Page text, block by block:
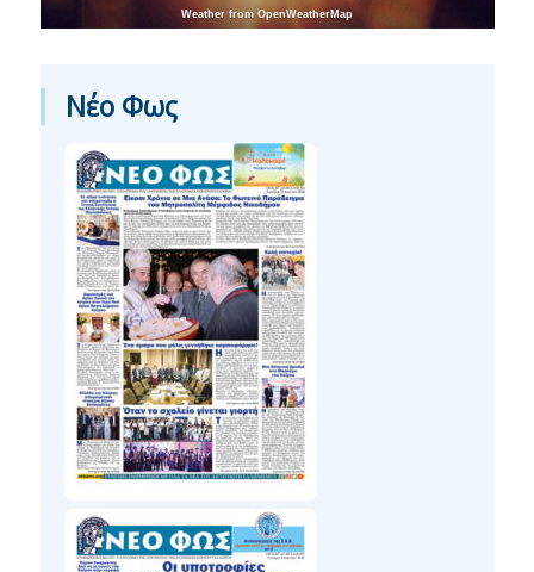
Weather from OpenWeatherMap
Νέο Φως